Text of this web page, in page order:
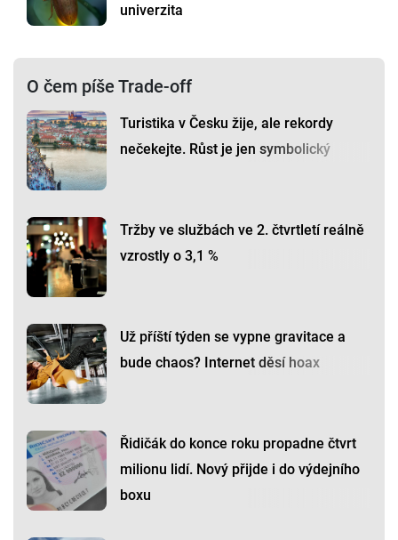
univerzita
O čem píše Trade-off
Turistika v Česku žije, ale rekordy
nečekejte. Růst je jen symbolický
Tržby ve službách ve 2. čtvrtletí reálně
vzrostly o 3,1 %
Už příští týden se vypne gravitace a
bude chaos? Internet děsí hoax
Řidičák do konce roku propadne čtvrt
milionu lidí. Nový přijde i do výdejního
boxu